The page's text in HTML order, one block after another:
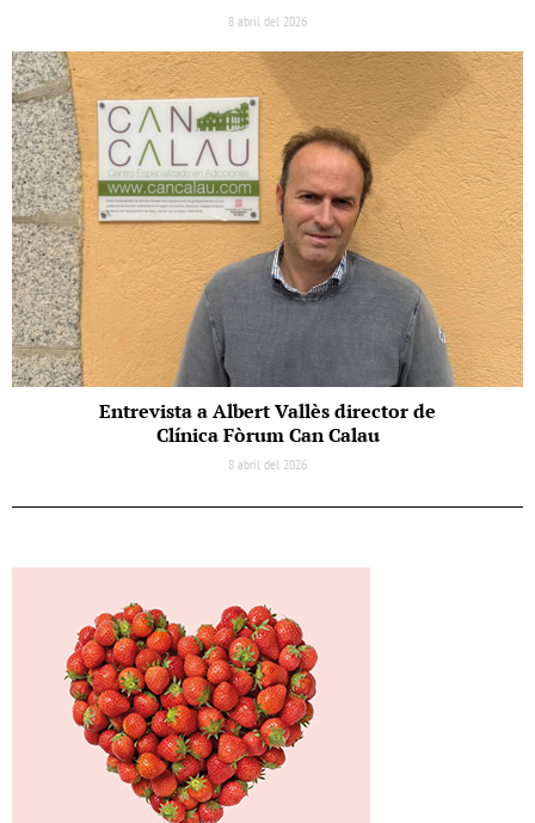
8 abril del 2026
Entrevista a Albert Vallès director de
Clínica Fòrum Can Calau
8 abril del 2026